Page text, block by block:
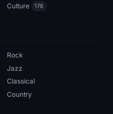
Culture 178
Rock
Jazz
Classical
Country